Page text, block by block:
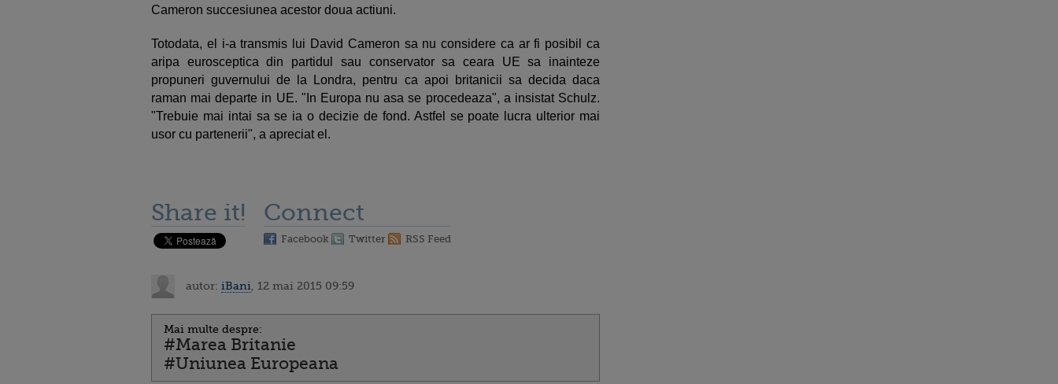
Cameron succesiunea acestor doua actiuni.
Totodata, el i-a transmis lui David Cameron sa nu considere ca ar fi posibil ca
aripa eurosceptica din partidul sau conservator sa ceara UE sa inainteze
propuneri guvernului de la Londra, pentru ca apoi britanicii sa decida daca
raman mai departe in UE. "In Europa nu asa se procedeaza", a insistat Schulz.
"Trebuie mai intai sa se ia o decizie de fond. Astfel se poate lucra ulterior mai
usor cu partenerii", a apreciat el.
Share it! Connect
Facebook Twitter RSS Feed
autor: iBani , 12 mai 2015 09:59
Mai multe despre:
#Marea Britanie
#Uniunea Europeana